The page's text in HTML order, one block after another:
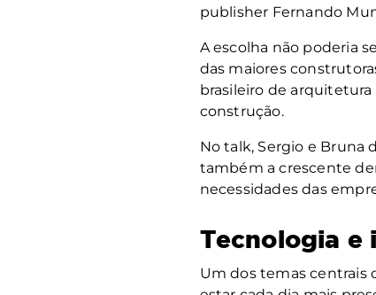
publisher Fernando
A escolha não poderia
das maiores
brasileiro de arquitetura
construção.
No talk, Sergio e Bruna
também a crescente
necessidades das
Tecnologia e
Um dos temas centrais